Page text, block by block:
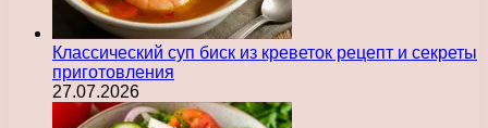
Классический суп биск из креветок рецепт и секреты
приготовления
27.07.2026